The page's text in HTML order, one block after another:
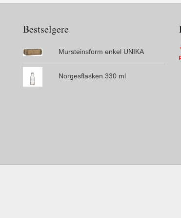
Bestselgere
Mursteinsform enkel UNIKA
Norgesflasken 330 ml